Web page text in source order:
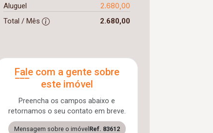
Aluguel 2.680,00
Total / Mês 2.680,00
Fale com a gente sobre
este imóvel
Preencha os campos abaixo e
retornamos o seu contato em breve.
Mensagem sobre o imóvel Ref. 83612